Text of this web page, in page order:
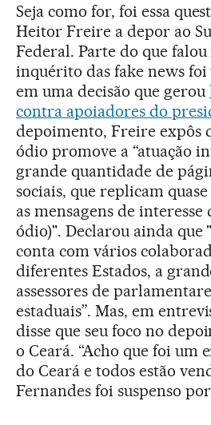
Seja como for, foi essa
Heitor Freire a depor ao
Federal. Parte do que
inquérito das fake news foi
em uma decisão que gerou
contra apoiadores do
depoimento, Freire expôs
ódio promove a “atuação
grande quantidade de
sociais, que replicam
as mensagens de interesse
ódio)". Declarou ainda que
conta com vários
diferentes Estados, a
assessores de
estaduais”. Mas, em
disse que seu foco no
o Ceará. “Acho que foi um
do Ceará e todos estão
Fernandes foi suspenso por